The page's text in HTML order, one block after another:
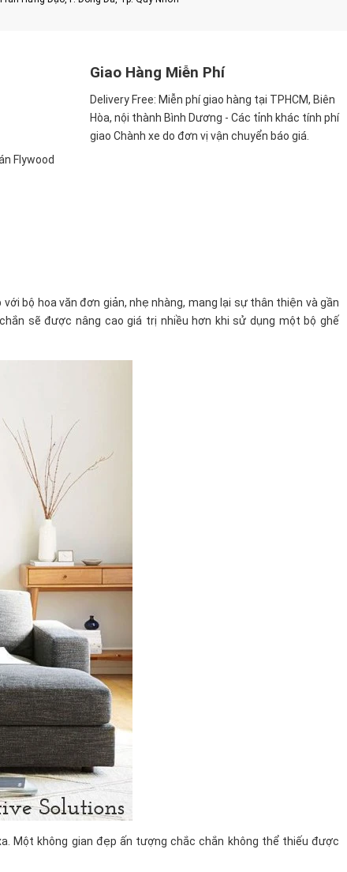
Flywood
Giao Hàng Miễn Phí
Delivery Free: Miễn phí giao hàng tại TPHCM, Biên
Hòa, nội thành Bình Dương - Các tỉnh khác tính phí
giao Chành xe do đơn vị vận chuyển báo giá.
bộ hoa văn đơn giản, nhẹ nhàng, mang lại sự thân thiện và gần
sẽ được nâng cao giá trị nhiều hơn khi sử dụng một bộ ghế
Một không gian đẹp ấn tượng chắc chắn không thể thiếu được